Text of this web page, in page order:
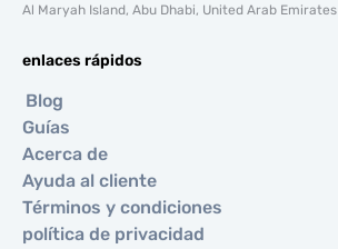
Al Maryah Island, Abu Dhabi, United Arab Emirates
enlaces rápidos
Blog
Guías
Acerca de
Ayuda al cliente
Términos y condiciones
política de privacidad